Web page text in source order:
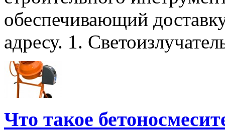
обеспечивающий
адресу. 1.
Что такое